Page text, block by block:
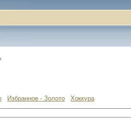
Избранное - Золото
Хоккура